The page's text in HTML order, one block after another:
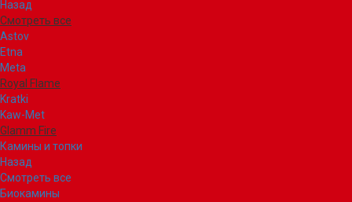
Назад
Смотреть все
Astov
Etna
Meta
Royal Flame
Kratki
Kaw-Met
Glamm Fire
Камины и топки
Назад
Смотреть все
Биокамины